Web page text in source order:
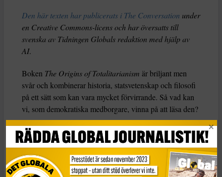
Den här texten har publicerats i The Conversation under
en Creative Commons-licens och har översatts till
svenska av Tidningen Globals redaktion med hjälp av
AI.
Boken The Origins of Totalitarianism är briljant men
svår och kombinerar historia, statsvetenskap och filosofi
på ett sätt som kan vara mycket förvirrande. Så vad kan
vi, som demokratiska medborgare, vinna på att läsa den?
Arendt föddes i en sekulär tyskjudisk familj år 1906 och
studerade filosofi under Martin Heidegger och Karl
Jaspers innan hon övergick till sionistisk aktivism i Berlin
i början av 1930-talet. Efter en kontakt med gestapo